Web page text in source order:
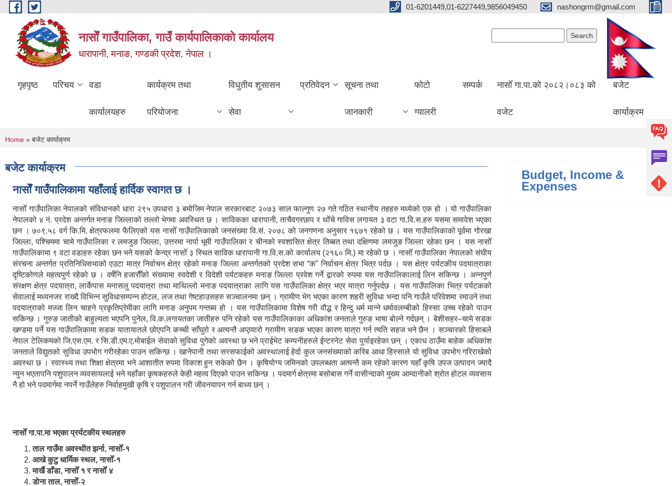
Skip to main content 01-6201449,01-6227449,9856049450 nashongrm@gmail.com
नासाेँ गाउँपालिका, गाउँ कार्यपालिकाकाे कार्यालय
धारापानी, मनाङ, गण्डकी प्रदेश, नेपाल ।
गृहपृष्ठ परिचय वडा
कार्यालयहरु
कार्यक्रम तथा
परियोजना
विधुतीय शुसासन
सेवा
प्रतिवेदन सूचना तथा
जानकारी
फोटो
ग्यालरी
सम्पर्क नासोँ गा.पा.को २०८२।०८३ को
वजेट
बजेट
कार्याक्रम
You are here
Home » बजेट कार्याक्रम
बजेट कार्याक्रम
नासाेँ गाउँपालिकामा यहाँलाई हार्दिक स्वागत छ ।
नासोँ गाउँपालिका नेपालको संविधानको धारा २९५ उपधारा ३ बमोजिम नेपाल सरकारबाट २०७३ साल फाल्गुण २७ गते गठित स्थानीय तहहरु मध्येको एक हो । यो गाउँपालिका
नेपालको ४ नं. प्रदेश अन्तर्गत मनाङ जिल्लाको तल्लो भेगमा अवस्थित छ । साविकका धारापानी‚ ताचैवगरछाप र थोँचे गाविस लगायत ३ वटा गा.वि.स.हरु यसमा समावेश भएका
छन । ७०९.५८ वर्ग कि.मि. क्षेत्रफलमा फैलिएको यस नासोँ गाउँपालिकाको जनसंख्या वि.सं. २०७८ को जनगणना अनुसार १६७१ रहेको छ । यस गाउँपालिकाको पूर्वमा गोरखा
जिल्ला, पश्चिममा चामे गाउँपालिका र लमजुङ जिल्ला, उत्तरमा नार्पा भूमी गाउँपालिका र चीनको स्वशासित क्षेत्र तिब्बत तथा दक्षिणमा लमजुङ जिल्ला रहेका छन । यस नासोँ
गाउँपालिकामा ९ वटा वडाहरु रहेका छन भने यसको केन्द्र नासोँ ३ स्थित साविक धारापानी गा.वि.स.को कार्यालय (२१६० मि.) मा रहेको छ । नासोँ गाउँपालिका नेपालको संघीय
संरचना अन्तर्गत प्रतिनिधिसभाको एउटा मात्र निर्वाचन क्षेत्र रहेको मनाङ जिल्ला अन्तर्गतको प्रदेश सभा “क” निर्वाचन क्षेत्र भित्र पर्दछ । यस क्षेत्र पर्यटकीय पदयात्राका
दृष्टिकोणले महत्वपुर्ण रहेको छ । वर्षेनि हजारौँको संख्यामा स्वदेशी र विदेशी पर्यटकहरु मनाङ जिल्ला प्रवेश गर्ने द्वारको रुपमा यस गाउँपालिकालाई लिन सकिन्छ । अन्नपुर्ण
संरक्षण क्षेत्र पदयात्रा, लार्केपास मनासलु पदयात्रा तथा माथिल्लो मनाङ पदयात्राका लागि यस गाउँपालिका क्षेत्र भएर यात्रा गर्नुपर्दछ । यस गाउँपालिका भित्र पर्यटकको
सेवालाई मध्यनजर राख्दै विभिन्न सुविधासम्पन्न होटल, लज तथा गेष्टहाउसहरु सञ्चालनमा छन् । ग्रामीण भेग भएका कारण शहरी सुविधा भन्दा पनि गाउँले परिवेशमा रमाउने तथा
पदयात्राको मज्जा लिन चाहने प्रकृतिप्रेमीका लागि मनाङ अनुपम गन्तब्य हो । यस गाउँपालिकामा विशेष गरी वौद्ध र हिन्दु धर्म मान्ने धर्मावलम्बीको हिस्सा उच्च रहेको पाउन
सकिन्छ । गुरुङ जातीको बाहुल्यता भएपनि पुनेल, वि.क.लगायतका जातीहरु पनि रहेको यस गाउँपालिकाका अधिकांश जनताले गुरुङ भाषा बोल्ने गर्दछन् । बेशीसहर–चामे सडक
खण्डमा पर्ने यस गाउँपालिकामा सडक यातायातले छोएपनि कच्ची साँघुरो र अत्यन्तै अप्ठ्यारो ग्रामीण सडक भएका कारण यात्रा गर्न त्यति सहज भने छैन । सञ्चारको हिसाबले
नेपाल टेलिकमको जि.एस.एम. र सि.डी.एम.ए.मोबाईल सेवाको सुविधा पुगेको अवस्था छ भने प्राईभेट कम्पनीहरुले ईन्टरनेट सेवा पुर्याइरहेका छन् । एकाध ठाउँमा बाहेक अधिकांश
जनताले विद्युतको सुविधा उपभोग गरीरहेका पाउन सकिन्छ । खानेपानी तथा सरसफाईको अवस्थालाई हेर्दा कुल जनसंख्याको करिब आधा हिस्साले यो सुविधा उपभोग गरिराखेको
अवस्था छ । स्वास्थ्य तथा शिक्षा क्षेत्रमा भने आशातीत रुपमा विकाश हुन सकेको छैन । कृषियोग्य जमिनको उपलब्धता अत्यन्तै कम रहेको कारण यहाँ कृषि उपज उत्पादन ज्यादै
न्युन भएतापनि पशुपालन व्यवसायलाई भने यहाँका कृषकहरुले केही महत्व दिएको पाउन सकिन्छ । पदमार्ग क्षेत्रमा बसोबास गर्ने वासीन्दाको मुख्य आम्दानीको श्रोत होटल व्यवसाय
नै हो भने पदमार्गमा नपर्ने गाउँलेहरु निर्वाहमुखी कृषि र पशुपालन गरी जीवनयापन गर्न बाध्य छन् ।
नासोँ गा.पा.मा भएका प्रर्यटकीय स्थलहरु
ताल गाउँमा अवस्थीत झर्ना, नासोँ-१
आखे कुटु धार्मिक स्थल, नासोँ-१
मार्खै डाँडा, नासोँ १ र नासोँ ४
डाेना ताल, नासोँ-२
Budget, Income &
Expenses